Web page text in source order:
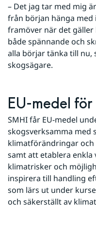
– Det jag tar med mig
från början hänga
framöver när det
både spännande och
alla börjar tänka till nu,
skogsägare.
EU-medel
SMHI får EU-medel
skogsverksamma med
klimatförändringar
samt att etablera
klimatrisker och
inspirera till handling
som lärs ut under
och säkerställt av